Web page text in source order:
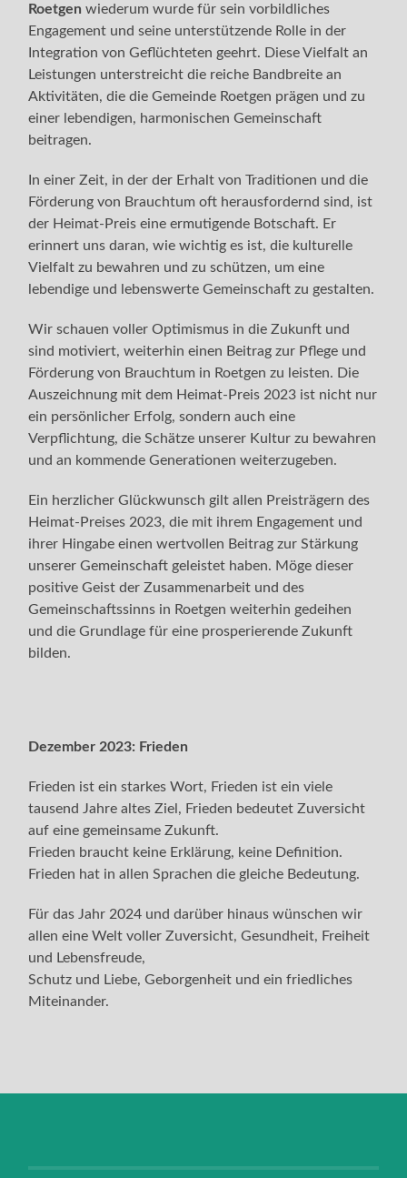
Roetgen wiederum wurde für sein vorbildliches
Engagement und seine unterstützende Rolle in der
Integration von Geflüchteten geehrt. Diese Vielfalt an
Leistungen unterstreicht die reiche Bandbreite an
Aktivitäten, die die Gemeinde Roetgen prägen und zu
einer lebendigen, harmonischen Gemeinschaft
beitragen.
In einer Zeit, in der der Erhalt von Traditionen und die
Förderung von Brauchtum oft herausfordernd sind, ist
der Heimat-Preis eine ermutigende Botschaft. Er
erinnert uns daran, wie wichtig es ist, die kulturelle
Vielfalt zu bewahren und zu schützen, um eine
lebendige und lebenswerte Gemeinschaft zu gestalten.
Wir schauen voller Optimismus in die Zukunft und
sind motiviert, weiterhin einen Beitrag zur Pflege und
Förderung von Brauchtum in Roetgen zu leisten. Die
Auszeichnung mit dem Heimat-Preis 2023 ist nicht nur
ein persönlicher Erfolg, sondern auch eine
Verpflichtung, die Schätze unserer Kultur zu bewahren
und an kommende Generationen weiterzugeben.
Ein herzlicher Glückwunsch gilt allen Preisträgern des
Heimat-Preises 2023, die mit ihrem Engagement und
ihrer Hingabe einen wertvollen Beitrag zur Stärkung
unserer Gemeinschaft geleistet haben. Möge dieser
positive Geist der Zusammenarbeit und des
Gemeinschaftssinns in Roetgen weiterhin gedeihen
und die Grundlage für eine prosperierende Zukunft
bilden.
Dezember 2023: Frieden
Frieden ist ein starkes Wort, Frieden ist ein viele
tausend Jahre altes Ziel, Frieden bedeutet Zuversicht
auf eine gemeinsame Zukunft.
Frieden braucht keine Erklärung, keine Definition.
Frieden hat in allen Sprachen die gleiche Bedeutung.
Für das Jahr 2024 und darüber hinaus wünschen wir
allen eine Welt voller Zuversicht, Gesundheit, Freiheit
und Lebensfreude,
Schutz und Liebe, Geborgenheit und ein friedliches
Miteinander.